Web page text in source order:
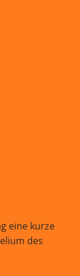
eine kurze
des